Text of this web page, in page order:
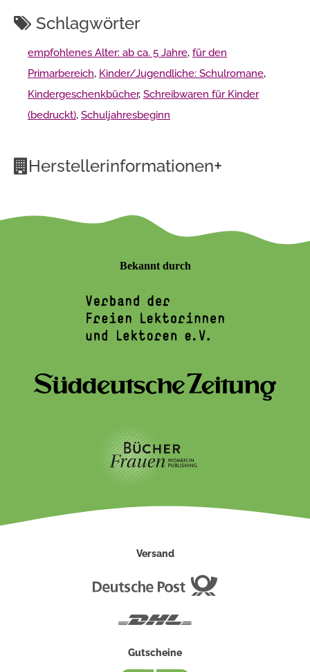
Schlagwörter
empfohlenes Alter: ab ca. 5 Jahre, für den
Primarbereich, Kinder/Jugendliche: Schulromane,
Kindergeschenkbücher, Schreibwaren für Kinder
(bedruckt), Schuljahresbeginn
Herstellerinformationen+
Bekannt durch
Versand
Gutscheine